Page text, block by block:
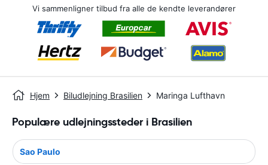
Vi sammenligner tilbud fra alle de kendte leverandører
Hjem Biludlejning Brasilien Maringa Lufthavn
Populære udlejningssteder i Brasilien
Sao Paulo